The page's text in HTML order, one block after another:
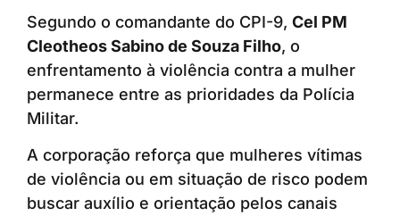
Segundo o comandante do CPI-9, Cel PM
Cleotheos Sabino de Souza Filho, o
enfrentamento à violência contra a mulher
permanece entre as prioridades da Polícia
Militar.
A corporação reforça que mulheres vítimas
de violência ou em situação de risco podem
buscar auxílio e orientação pelos canais